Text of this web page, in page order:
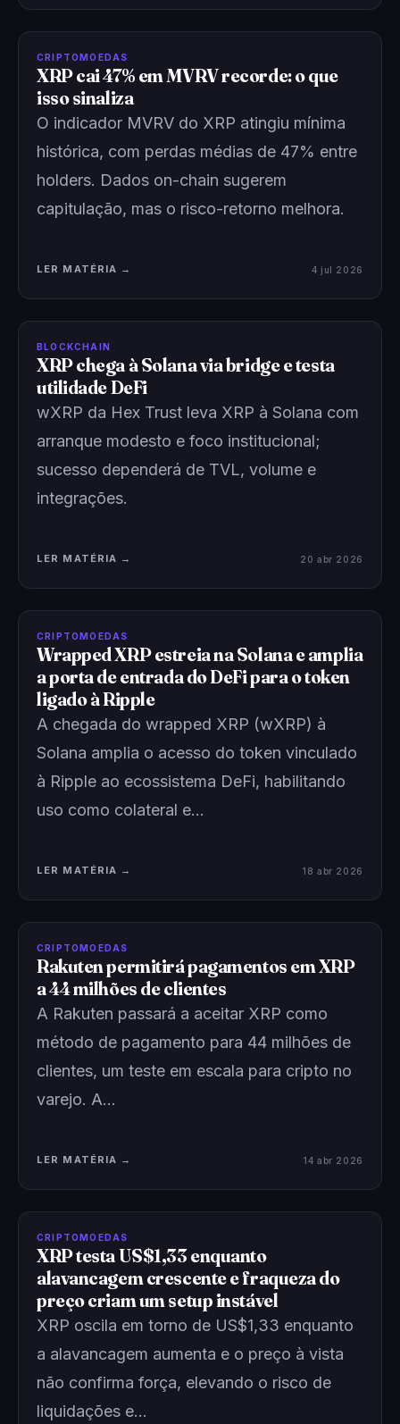
CRIPTOMOEDAS
XRP cai 47% em MVRV recorde: o que
isso sinaliza
O indicador MVRV do XRP atingiu mínima
histórica, com perdas médias de 47% entre
holders. Dados on-chain sugerem
capitulação, mas o risco-retorno melhora.
LER MATÉRIA → 4 jul 2026
BLOCKCHAIN
XRP chega à Solana via bridge e testa
utilidade DeFi
wXRP da Hex Trust leva XRP à Solana com
arranque modesto e foco institucional;
sucesso dependerá de TVL, volume e
integrações.
LER MATÉRIA → 20 abr 2026
CRIPTOMOEDAS
Wrapped XRP estreia na Solana e amplia
a porta de entrada do DeFi para o token
ligado à Ripple
A chegada do wrapped XRP (wXRP) à
Solana amplia o acesso do token vinculado
à Ripple ao ecossistema DeFi, habilitando
uso como colateral e…
LER MATÉRIA → 18 abr 2026
CRIPTOMOEDAS
Rakuten permitirá pagamentos em XRP
a 44 milhões de clientes
A Rakuten passará a aceitar XRP como
método de pagamento para 44 milhões de
clientes, um teste em escala para cripto no
varejo. A…
LER MATÉRIA → 14 abr 2026
CRIPTOMOEDAS
XRP testa US$1,33 enquanto
alavancagem crescente e fraqueza do
preço criam um setup instável
XRP oscila em torno de US$1,33 enquanto
a alavancagem aumenta e o preço à vista
não confirma força, elevando o risco de
liquidações e…